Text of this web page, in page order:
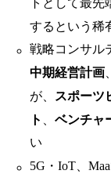
するという稀
戦略コンサル
中期経営計画
が、
スポーツ
ト
ベンチャ
い
5G・IoT、